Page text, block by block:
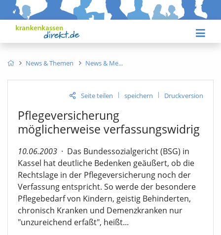
News & Themen News & Me
Seite teilen | speichern | Druckversion
Pflegeversicherung
möglicherweise verfassungswidrig
10.06.2003 · Das Bundessozialgericht (BSG) in
Kassel hat deutliche Bedenken geäußert, ob die
Rechtslage in der Pflegeversicherung noch der
Verfassung entspricht. So werde der besondere
Pflegebedarf von Kindern, geistig Behinderten,
chronisch Kranken und Demenzkranken nur
"unzureichend erfaßt", heißt...